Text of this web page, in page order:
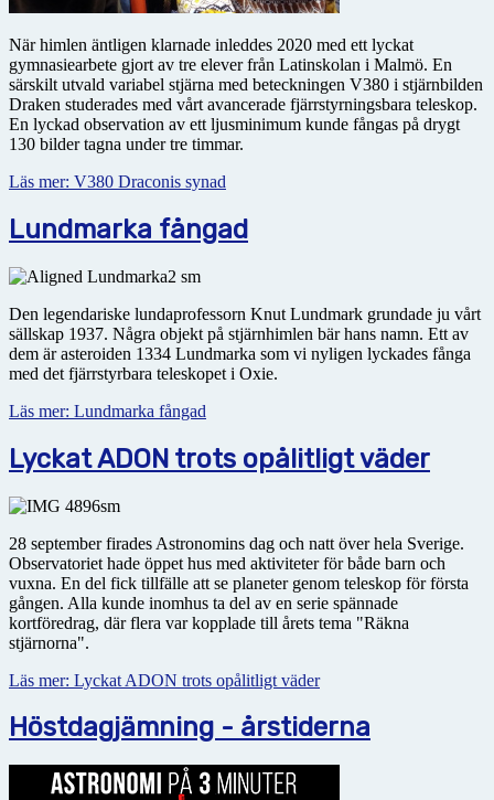
När himlen äntligen klarnade inleddes 2020 med ett lyckat
gymnasiearbete gjort av tre elever från Latin­skolan i Malmö. En
särskilt utvald variabel stjärna med beteckningen V380 i stjärnbilden
Draken studerades med vårt avancerade fjärrstyrningsbara teleskop.
En lyckad observation av ett ljusminimum kunde fångas på drygt
130 bilder tagna under tre timmar.
Läs mer: V380 Draconis synad
Lundmarka fångad
Den legendariske lundaprofessorn Knut Lundmark grundade ju vårt
sällskap 1937. Några objekt på stjärnhimlen bär hans namn. Ett av
dem är asteroiden 1334 Lundmarka som vi nyligen lyckades fånga
med det fjärrstyrbara teleskopet i Oxie.
Läs mer: Lundmarka fångad
Lyckat ADON trots opålitligt väder
28 september firades Astronomins dag och natt över hela Sverige.
Observatoriet hade öppet hus med aktiviteter för både barn och
vuxna. En del fick tillfälle att se planeter genom teleskop för första
gången. Alla kunde inomhus ta del av en serie spännade
kortföredrag, där flera var kopplade till årets tema "Räkna
stjärnorna".
Läs mer: Lyckat ADON trots opålitligt väder
Höstdagjämning - årstiderna